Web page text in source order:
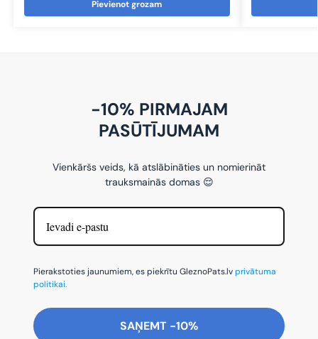
Pievienot grozam
-10% PIRMAJAM
PASŪTĪJUMAM
Vienkāršs veids, kā atslābināties un nomierināt
trauksmainās domas 😌
Pierakstoties jaunumiem, es piekrītu GleznoPats.lvprivātuma
politikai.
SAŅEMT -10%